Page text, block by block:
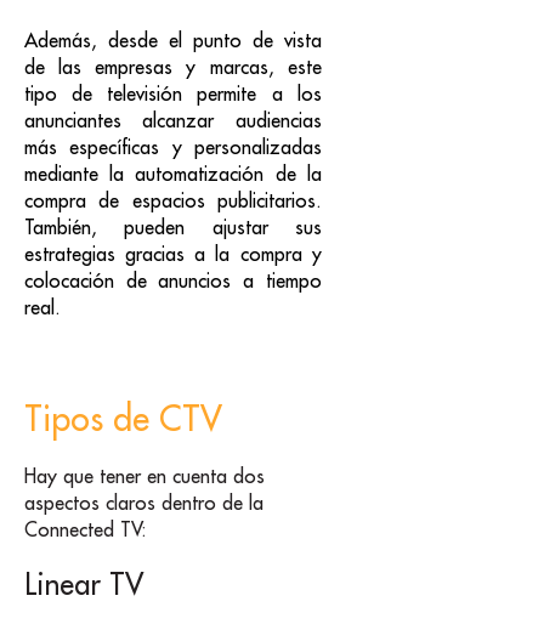
Además, desde el punto de vista
de las empresas y marcas, este
tipo de televisión permite a los
anunciantes alcanzar audiencias
más específicas y personalizadas
mediante la automatización de la
compra de espacios publicitarios.
También, pueden ajustar sus
estrategias gracias a la compra y
colocación de anuncios a tiempo
real.
Tipos de CTV
Hay que tener en cuenta dos
aspectos claros dentro de la
Connected TV:
Linear TV